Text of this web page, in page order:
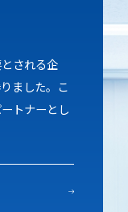
される企
ました。こ
トナーとし